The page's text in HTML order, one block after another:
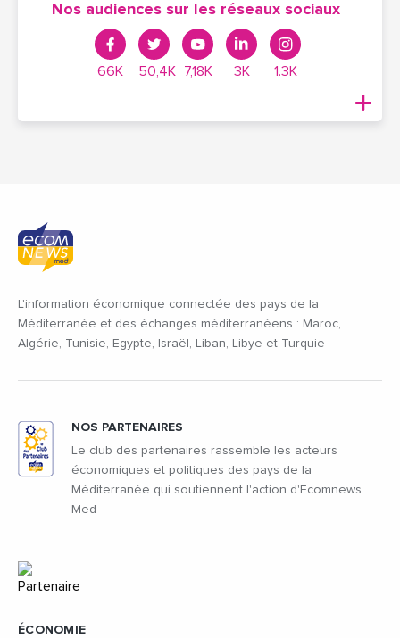
Nos audiences sur les réseaux sociaux
66K 50,4K 7,18K 3K 1.3K
L'information économique connectée des pays de la
Méditerranée et des échanges méditerranéens : Maroc,
Algérie, Tunisie, Egypte, Israël, Liban, Libye et Turquie
ÉCONOMIE
NOS PARTENAIRES
Le club des partenaires rassemble les acteurs
économiques et politiques des pays de la
Méditerranée qui soutiennent l'action d'Ecomnews
Med